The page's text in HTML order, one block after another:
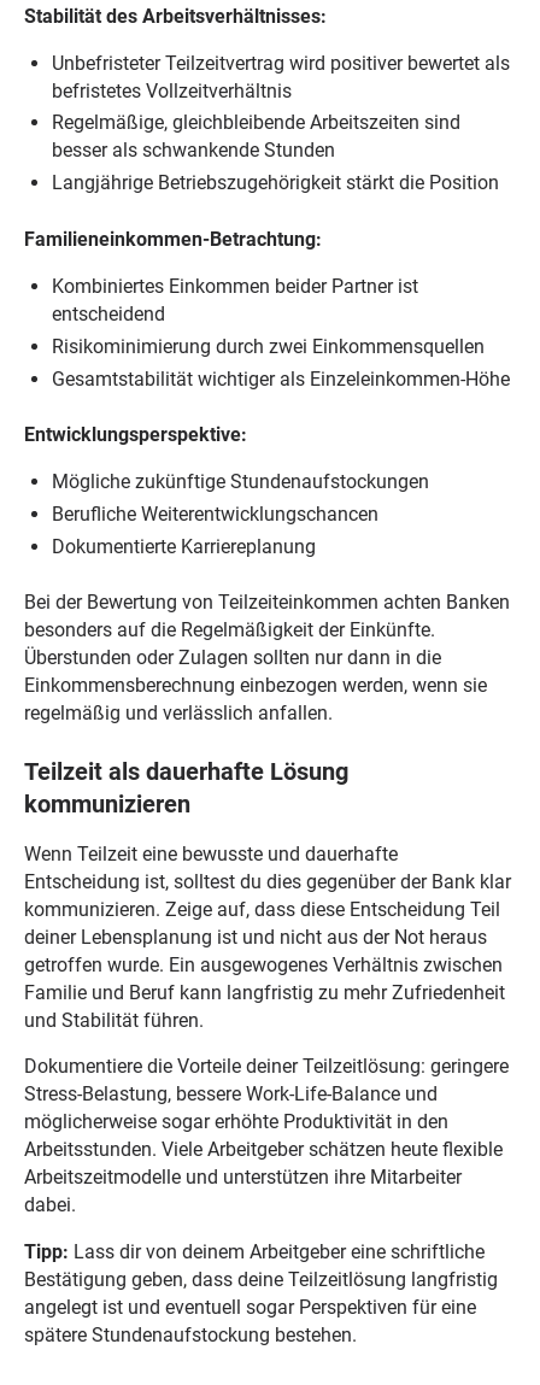
Stabilität des Arbeitsverhältnisses:
Unbefristeter Teilzeitvertrag wird positiver bewertet als
befristetes Vollzeitverhältnis
Regelmäßige, gleichbleibende Arbeitszeiten sind
besser als schwankende Stunden
Langjährige Betriebszugehörigkeit stärkt die Position
Familieneinkommen-Betrachtung:
Kombiniertes Einkommen beider Partner ist
entscheidend
Risikominimierung durch zwei Einkommensquellen
Gesamtstabilität wichtiger als Einzeleinkommen-Höhe
Entwicklungsperspektive:
Mögliche zukünftige Stundenaufstockungen
Berufliche Weiterentwicklungschancen
Dokumentierte Karriereplanung
Bei der Bewertung von Teilzeiteinkommen achten Banken
besonders auf die Regelmäßigkeit der Einkünfte.
Überstunden oder Zulagen sollten nur dann in die
Einkommensberechnung einbezogen werden, wenn sie
regelmäßig und verlässlich anfallen.
Teilzeit als dauerhafte Lösung
kommunizieren
Wenn Teilzeit eine bewusste und dauerhafte
Entscheidung ist, solltest du dies gegenüber der Bank klar
kommunizieren. Zeige auf, dass diese Entscheidung Teil
deiner Lebensplanung ist und nicht aus der Not heraus
getroffen wurde. Ein ausgewogenes Verhältnis zwischen
Familie und Beruf kann langfristig zu mehr Zufriedenheit
und Stabilität führen.
Dokumentiere die Vorteile deiner Teilzeitlösung: geringere
Stress-Belastung, bessere Work-Life-Balance und
möglicherweise sogar erhöhte Produktivität in den
Arbeitsstunden. Viele Arbeitgeber schätzen heute flexible
Arbeitszeitmodelle und unterstützen ihre Mitarbeiter
dabei.
Tipp: Lass dir von deinem Arbeitgeber eine schriftliche
Bestätigung geben, dass deine Teilzeitlösung langfristig
angelegt ist und eventuell sogar Perspektiven für eine
spätere Stundenaufstockung bestehen.